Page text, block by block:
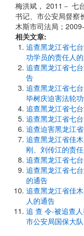
梅洪斌， 2011－ 七
书记、市公安局督察
木斯市司法局；
相关文章:
追查黑龙江省七
功学员的责任人
追查黑龙江省七
告
追查黑龙江省七
毕树庆迫害法轮
追查黑龙江省七
追查黑龙江省七
追查迫害黑龙江
追查黑龙江省佳
刚、刘传江的责
追查黑龙江省七
追查黑龙江省七
的通告
追查黑龙江省佳
人的通告
追 查 令-被追查
市公安局国保大队